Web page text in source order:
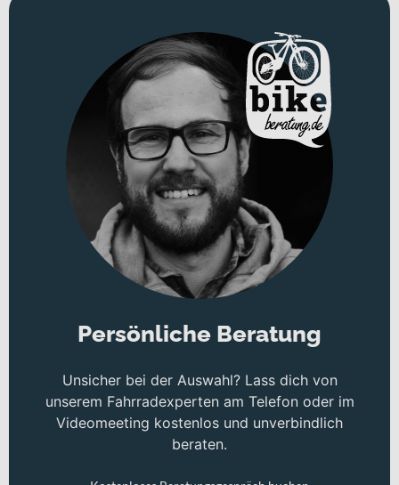
Persönliche Beratung
Unsicher bei der Auswahl? Lass dich von
unserem Fahrradexperten am Telefon oder im
Videomeeting kostenlos und unverbindlich
beraten.